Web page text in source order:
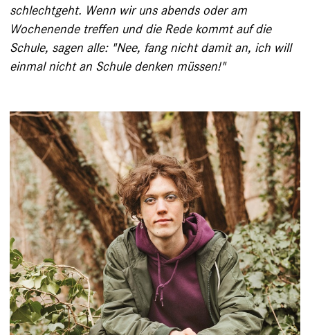
schlechtgeht. Wenn wir uns abends oder am
Wochenende treffen und die Rede kommt auf die
Schule, sagen alle: "Nee, fang nicht damit an, ich will
einmal nicht an Schule denken müssen!"